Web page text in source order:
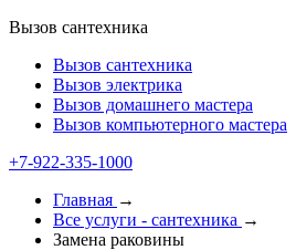
Вызов сантехника
Вызов сантехника
Вызов электрика
Вызов домашнего мастера
Вызов компьютерного мастера
+7-922-335-1000
Главная →
Все услуги - cантехника →
Замена раковины